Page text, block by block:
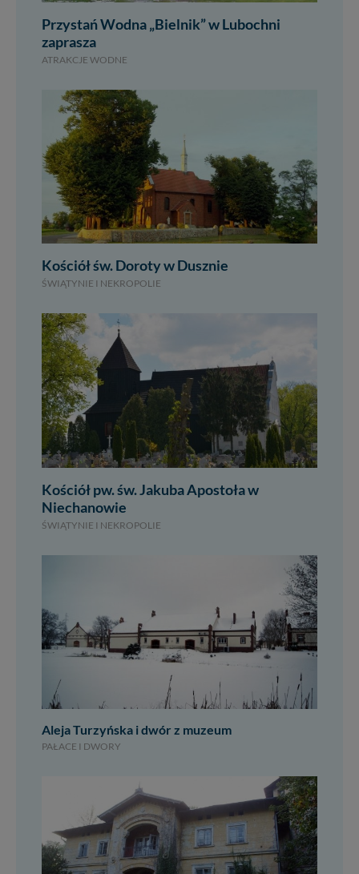
Przystań Wodna „Bielnik” w Lubochni
zaprasza
ATRAKCJE WODNE
Kościół św. Doroty w Dusznie
ŚWIĄTYNIE I NEKROPOLIE
Kościół pw. św. Jakuba Apostoła w
Niechanowie
ŚWIĄTYNIE I NEKROPOLIE
Aleja Turzyńska i dwór z muzeum
PAŁACE I DWORY